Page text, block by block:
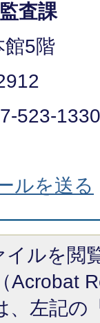
査課
館5階
523-1330
ルを送る
イルを閲
Acrobat
、左記の